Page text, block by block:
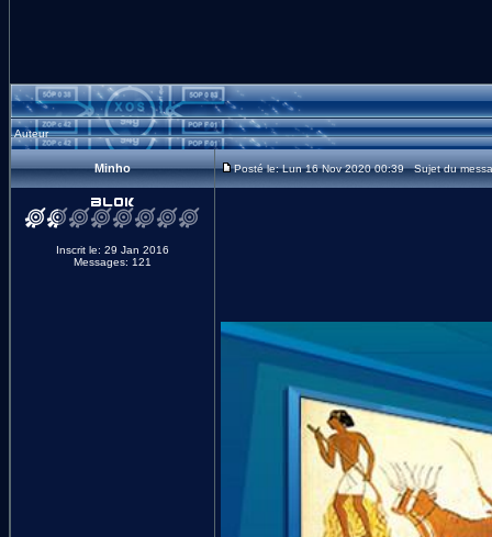
Auteur
Minho Posté le: Lun 16 Nov 2020 00:39 Sujet du
Inscrit le: 29 Jan 2016
Messages: 121